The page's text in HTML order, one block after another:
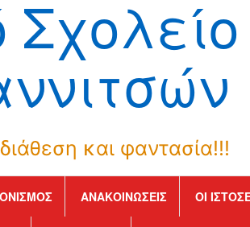
Σχολείο
και φαντασία!!!
ΑΝΑΚΟΙΝΏΣΕΙΣ ΟΙ